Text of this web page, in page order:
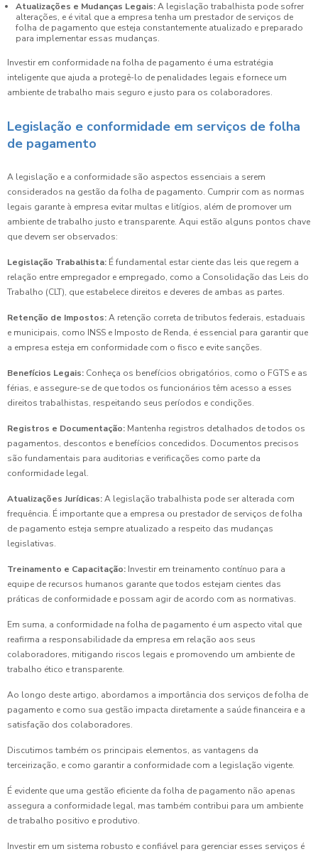
Atualizações e Mudanças Legais:A legislação trabalhista pode sofrer
alterações, e é vital que a empresa tenha um prestador de serviços de
folha de pagamento que esteja constantemente atualizado e preparado
para implementar essas mudanças.
Investir em conformidade na folha de pagamento é uma estratégia
inteligente que ajuda a protegê-lo de penalidades legais e fornece um
ambiente de trabalho mais seguro e justo para os colaboradores.
Legislação e conformidade em serviços de folha
de pagamento
A legislação e a conformidade são aspectos essenciais a serem
considerados na gestão da folha de pagamento. Cumprir com as normas
legais garante à empresa evitar multas e litígios, além de promover um
ambiente de trabalho justo e transparente. Aqui estão alguns pontos chave
que devem ser observados:
Legislação Trabalhista: É fundamental estar ciente das leis que regem a
relação entre empregador e empregado, como a Consolidação das Leis do
Trabalho (CLT), que estabelece direitos e deveres de ambas as partes.
Retenção de Impostos:A retenção correta de tributos federais, estaduais
e municipais, como INSS e Imposto de Renda, é essencial para garantir que
a empresa esteja em conformidade com o fisco e evite sanções.
Benefícios Legais: Conheça os benefícios obrigatórios, como o FGTS e as
férias, e assegure-se de que todos os funcionários têm acesso a esses
direitos trabalhistas, respeitando seus períodos e condições.
Registros e Documentação: Mantenha registros detalhados de todos os
pagamentos, descontos e benefícios concedidos. Documentos precisos
são fundamentais para auditorias e verificações como parte da
conformidade legal.
Atualizações Jurídicas:A legislação trabalhista pode ser alterada com
frequência. É importante que a empresa ou prestador de serviços de folha
de pagamento esteja sempre atualizado a respeito das mudanças
legislativas.
Treinamento e Capacitação: Investir em treinamento contínuo para a
equipe de recursos humanos garante que todos estejam cientes das
práticas de conformidade e possam agir de acordo com as normativas.
Em suma, a conformidade na folha de pagamento é um aspecto vital que
reafirma a responsabilidade da empresa em relação aos seus
colaboradores, mitigando riscos legais e promovendo um ambiente de
trabalho ético e transparente.
Ao longo deste artigo, abordamos a importância dos serviços de folha de
pagamento e como sua gestão impacta diretamente a saúde financeira e a
satisfação dos colaboradores.
Discutimos também os principais elementos, as vantagens da
terceirização, e como garantir a conformidade com a legislação vigente.
É evidente que uma gestão eficiente da folha de pagamento não apenas
assegura a conformidade legal, mas também contribui para um ambiente
de trabalho positivo e produtivo.
Investir em um sistema robusto e confiável para gerenciar esses serviços é